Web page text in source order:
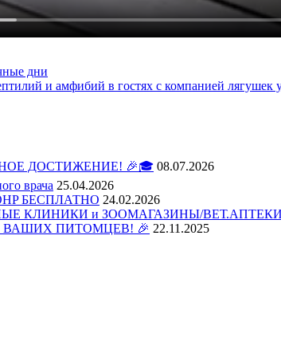
дни
и амфибий в гостях с компанией
ДОСТИЖЕНИЕ! 🎉🎓 08.07.2026
врача 25.04.2026
БЕСПЛАТНО 24.02.2026
КЛИНИКИ и ЗООМАГАЗИНЫ/ВЕТ.АПТЕКИ
ВАШИХ ПИТОМЦЕВ! 🎉 22.11.2025